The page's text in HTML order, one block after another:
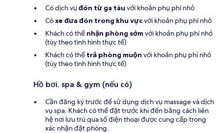
Có dịch vụ đón từ ga tàu với khoản phụ phí nhỏ
Cóxe đưa đón trong khu vựcvới khoản phụ phí nhỏ
Khách có thể nhận phòng sớm với khoản phụ phí nhỏ
(tùy theo tình hình thực tế)
Khách có thể trả phòng muộn với khoản phụ phí nhỏ
(tùy theo tình hình thực tế)
Hồ bơi, spa & gym (nếu có)
Cần đăng ký trước để sử dụng dịch vụ massage và dịch
vụ spa. Khách có thể đặt trước khi đến bằng cách liên
hệ nơi lưu trú qua số điện thoại được cung cấp trong
xác nhận đặt phòng.